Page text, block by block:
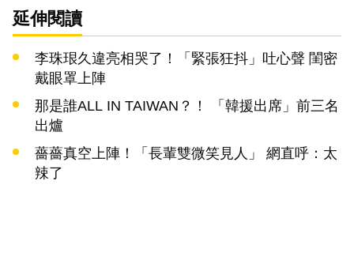
延伸閱讀
李珠珢久違亮相哭了！「緊張狂抖」吐心聲 閨密
戴眼罩上陣
那是誰ALL IN TAIWAN？！ 「韓援出席」前三名
出爐
薔薔真空上陣！「長輩雙微笑見人」 網直呼：太
辣了